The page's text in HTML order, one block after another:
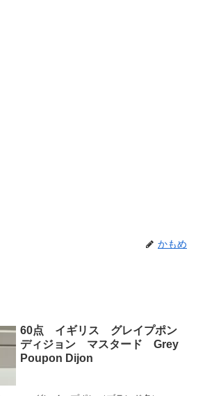
かもめ
60点 イギリス グレイプポン
ディジョン マスタード Grey
Poupon Dijon